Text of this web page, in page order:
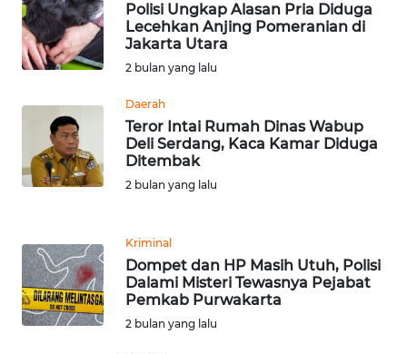
Polisi Ungkap Alasan Pria Diduga
Lecehkan Anjing Pomeranian di
Jakarta Utara
2 bulan yang lalu
Daerah
Teror Intai Rumah Dinas Wabup
Deli Serdang, Kaca Kamar Diduga
Ditembak
2 bulan yang lalu
Kriminal
Dompet dan HP Masih Utuh, Polisi
Dalami Misteri Tewasnya Pejabat
Pemkab Purwakarta
2 bulan yang lalu
KONTAK
KAMI
IKLAN
TENTANG
KAMI
SIBER
REDAKSI